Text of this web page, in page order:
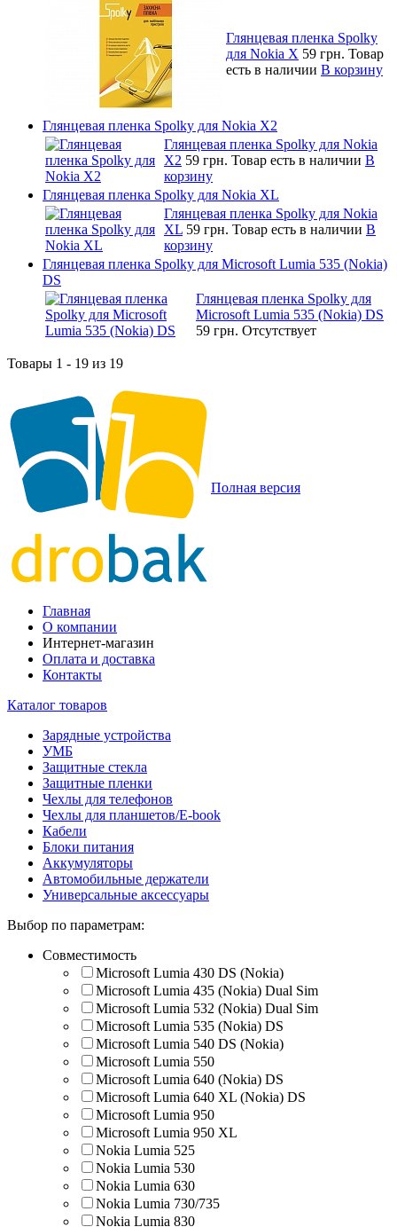
Глянцевая пленка Spolky
для Nokia X 59 грн. Товар
есть в наличии В корзину
Глянцевая пленка Spolky для Nokia X2
Глянцевая пленка Spolky для Nokia
X2 59 грн. Товар есть в наличии В
корзину
Глянцевая пленка Spolky для Nokia XL
Глянцевая пленка Spolky для Nokia
XL 59 грн. Товар есть в наличии В
корзину
Глянцевая пленка Spolky для Microsoft Lumia 535 (Nokia)
DS
Глянцевая пленка Spolky для
Microsoft Lumia 535 (Nokia) DS
59 грн. Отсутствует
Товары 1 - 19 из 19
Полная версия
Главная
О компании
Интернет-магазин
Оплата и доставка
Контакты
Каталог товаров
Зарядные устройства
УМБ
Защитные стекла
Защитные пленки
Чехлы для телефонов
Чехлы для планшетов/E-book
Кабели
Блоки питания
Аккумуляторы
Автомобильные держатели
Универсальные аксессуары
Выбор по параметрам:
Совместимость
Microsoft Lumia 430 DS (Nokia)
Microsoft Lumia 435 (Nokia) Dual Sim
Microsoft Lumia 532 (Nokia) Dual Sim
Microsoft Lumia 535 (Nokia) DS
Microsoft Lumia 540 DS (Nokia)
Microsoft Lumia 550
Microsoft Lumia 640 (Nokia) DS
Microsoft Lumia 640 XL (Nokia) DS
Microsoft Lumia 950
Microsoft Lumia 950 XL
Nokia Lumia 525
Nokia Lumia 530
Nokia Lumia 630
Nokia Lumia 730/735
Nokia Lumia 830